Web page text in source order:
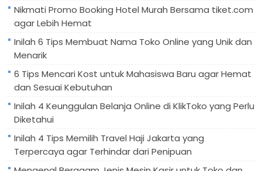
Nikmati Promo Booking Hotel Murah Bersama tiket.com
agar Lebih Hemat
Inilah 6 Tips Membuat Nama Toko Online yang Unik dan
Menarik
6 Tips Mencari Kost untuk Mahasiswa Baru agar Hemat
dan Sesuai Kebutuhan
Inilah 4 Keunggulan Belanja Online di KlikToko yang Perlu
Diketahui
Inilah 4 Tips Memilih Travel Haji Jakarta yang
Terpercaya agar Terhindar dari Penipuan